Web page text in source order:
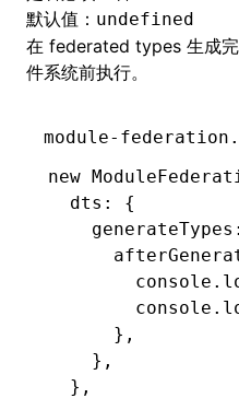
默认值： undefined
在 federated types 生成
件系统前执行。
module-
new
  dts
:
{
    generateTypes
:
        console
        console
      }
,
    }
,
  }
,